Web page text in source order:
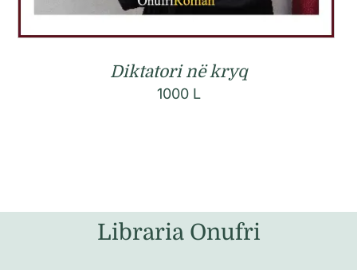
Diktatori në kryq
1000 L
Libraria Onufri